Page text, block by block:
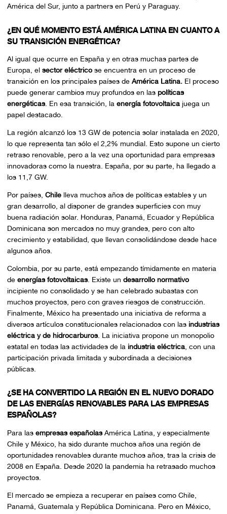
América del Sur, junto a partners en Perú y Paraguay.
¿EN QUÉ MOMENTO ESTÁ AMÉRICA LATINA EN CUANTO A
SU TRANSICIÓN ENERGÉTICA?
Al igual que ocurre en España y en otras muchas partes de
Europa, el sector eléctricose encuentra en un proceso de
transición en los principales países de América Latina.El proceso
puede generar cambios muy profundos en las políticas
energéticas. En esa transición, la energía fotovoltaica juega un
papel destacado.
La región alcanzó los 13 GW de potencia solar instalada en 2020,
lo que representa tan sólo el 2,2% mundial. Esto supone un cierto
retraso renovable, pero a la vez una oportunidad para empresas
innovadoras como la nuestra. España, por su parte, ha llegado a
los 11,7 GW.
Por países, Chile lleva muchos años de políticas estables y un
gran desarrollo, al disponer de grandes superficies con muy
buena radiación solar. Honduras, Panamá, Ecuador y República
Dominicana son mercados no muy grandes, pero con alto
crecimiento y estabilidad, que llevan consolidándose desde hace
algunos años.
Colombia, por su parte, está empezando tímidamente en materia
de energías fotovoltaicas. Existe un desarrollo normativo
incipiente no consolidado y se han celebrado subastas con
muchos proyectos, pero con graves riesgos de construcción.
Finalmente, México ha presentado una iniciativa de reforma a
diversos artículos constitucionales relacionados con las industrias
eléctrica y de hidrocarburos. La iniciativa propone un monopolio
estatal en todas las actividades de la industria eléctrica, con una
participación privada limitada y subordinada a decisiones
públicas.
¿SE HA CONVERTIDO LA REGIÓN EN EL NUEVO DORADO
DE LAS ENERGÍAS RENOVABLES PARA LAS EMPRESAS
ESPAÑOLAS?
Para las empresas españolasAmérica Latina, y especialmente
Chile y México, ha sido durante muchos años una región de
oportunidades renovables durante muchos años, tras la crisis de
2008 en España. Desde 2020 la pandemia ha retrasado muchos
proyectos.
El mercado se empieza a recuperar en países como Chile,
Panamá, Guatemala y República Dominicana. Pero en México,